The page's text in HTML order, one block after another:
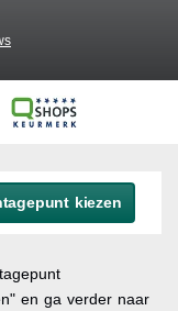
kiezen
en ga verder naar